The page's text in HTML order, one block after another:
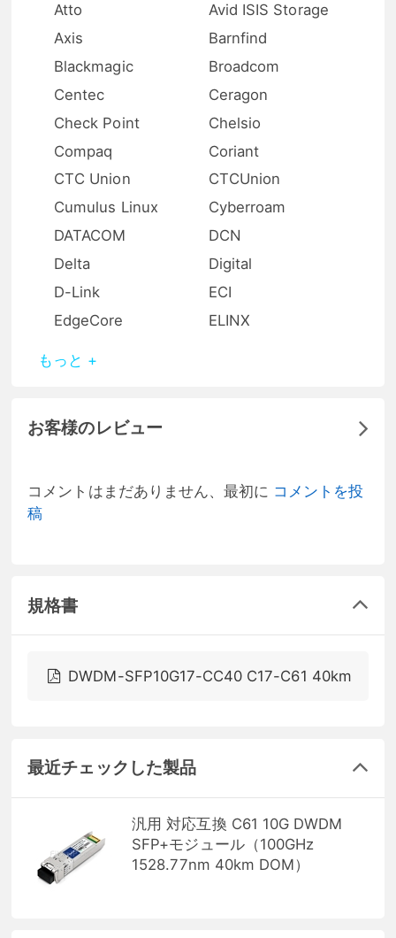
Atto
Avid ISIS Storage
Axis
Barnfind
Blackmagic
Broadcom
Centec
Ceragon
Check Point
Chelsio
Compaq
Coriant
CTC Union
CTCUnion
Cumulus Linux
Cyberroam
DATACOM
DCN
Delta
Digital
D-Link
ECI
EdgeCore
ELINX
もっと +
お客様のレビュー
コメントはまだありません、最初に コメントを投
稿
規格書
DWDM-SFP10G17-CC40 C17-C61 40km
最近チェックした製品
汎用 対応互換 C61 10G DWDM
SFP+モジュール（100GHz
1528.77nm 40km DOM）